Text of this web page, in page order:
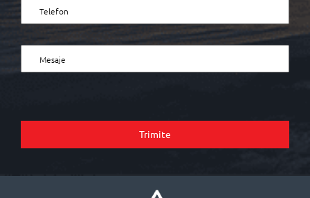
Trimite